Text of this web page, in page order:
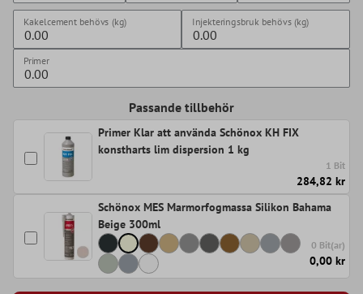
Kakelcement behövs (kg) Injekteringsbruk behövs (kg)
Primer
Passande tillbehör
Primer Klar att använda Schönox KH FIX
konstharts lim dispersion 1 kg
1 Bit
284,82 kr
Schönox MES Marmorfogmassa Silikon Bahama
Beige 300ml
0 Bit(ar)
0,00 kr